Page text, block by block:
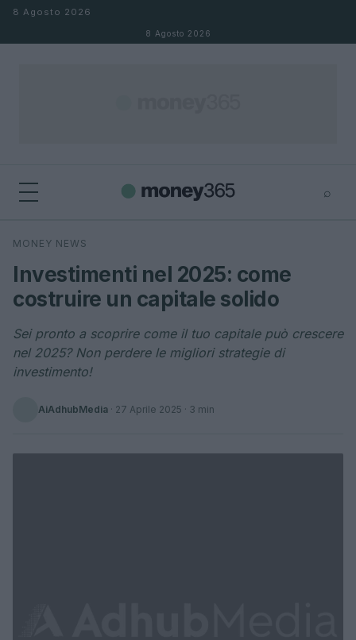
Salta al contenuto
8 Agosto 2026
8 Agosto 2026
⌕
Cerca
MONEY NEWS
Investimenti nel 2025: come
costruire un capitale solido
Sei pronto a scoprire come il tuo capitale può crescere
nel 2025? Non perdere le migliori strategie di
investimento!
AiAdhubMedia · 27 Aprile 2025 · 3 min